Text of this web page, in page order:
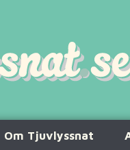
Om Tjuvlyssnat